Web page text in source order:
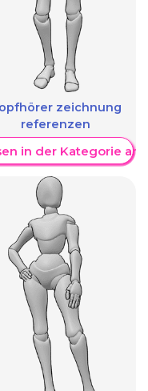
zeichnung
referenzen
in der Kategorie